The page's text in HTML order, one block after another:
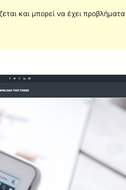
και μπορεί να έχει
Προεπισκόπηση